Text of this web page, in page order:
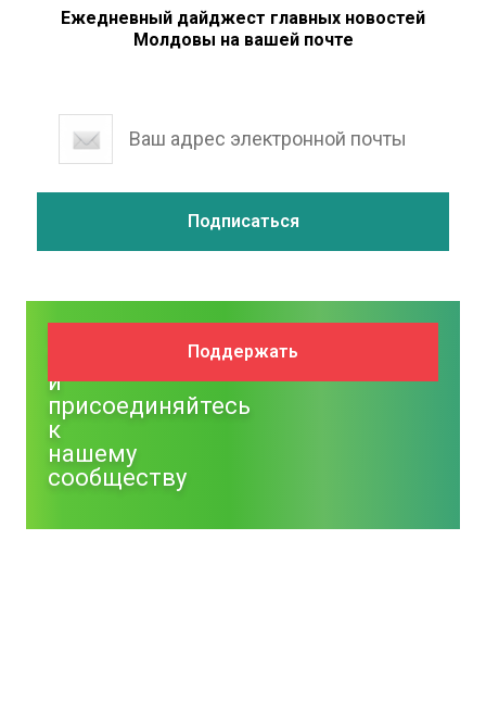
Ежедневный дайджест главных новостей
Молдовы на вашей почте
и
присоединяйтесь
к
нашему
сообществу
Поддержать